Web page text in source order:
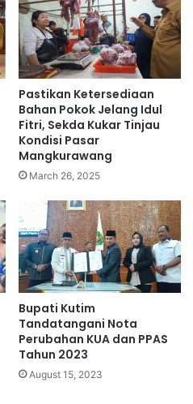
Pastikan Ketersediaan
Bahan Pokok Jelang Idul
Fitri, Sekda Kukar Tinjau
Kondisi Pasar
Mangkurawang
March 26, 2025
Bupati Kutim
Tandatangani Nota
Perubahan KUA dan PPAS
Tahun 2023
August 15, 2023